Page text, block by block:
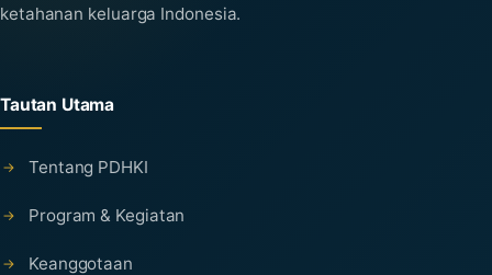
ketahanan keluarga Indonesia.
Tautan Utama
Tentang PDHKI
Program & Kegiatan
Keanggotaan